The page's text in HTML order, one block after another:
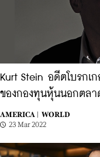
Kurt Stein อดีตโบรกเ
ของกองทุนหุ้นนอกตลา
AMERICA |
WORLD
23 Mar 2022